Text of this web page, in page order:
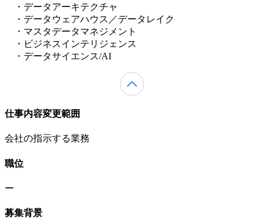
・データアーキテクチャ
・データウェアハウス／データレイク
・マスタデータマネジメント
・ビジネスインテリジェンス
・データサイエンス/AI
仕事内容変更範囲
会社の指示する業務
職位
ー
募集背景